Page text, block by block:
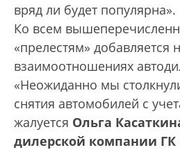
вряд ли будет популярна».
Ко всем
«прелестям» добавляется
взаимоотношениях
«Неожиданно мы
снятия автомобилей с
жалуется Ольга
дилерской компании